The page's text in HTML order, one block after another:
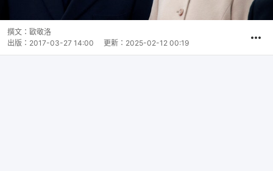
撰文： 歐敬洛
出版： 2017-03-27 14:00 更新： 2025-02-12 00:19